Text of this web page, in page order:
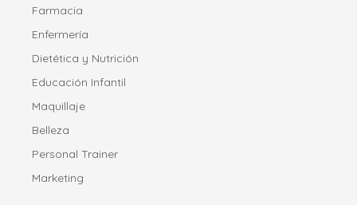
Farmacia
Enfermería
Dietética y Nutrición
Educación Infantil
Maquillaje
Belleza
Personal Trainer
Marketing